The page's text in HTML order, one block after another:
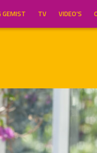
GEMIST TV VIDEO’S